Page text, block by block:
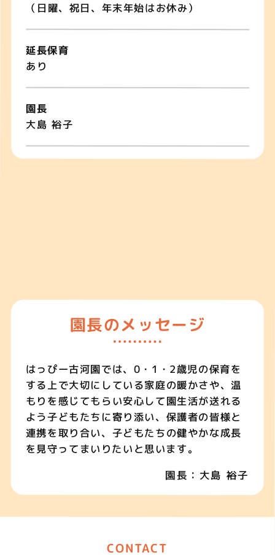
（日曜、祝日、年末年始はお休み）
延長保育
あり
園長
大島 裕子
園長のメッセージ
はっぴー古河園では、0・1・2歳児の保育を
する上で大切にしている家庭の暖かさや、温
もりを感じてもらい安心して園生活が送れる
よう子どもたちに寄り添い、保護者の皆様と
連携を取り合い、子どもたちの健やかな成長
を見守ってまいりたいと思います。
園長：大島 裕子
CONTACT